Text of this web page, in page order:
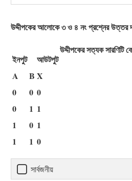
উদ্দীপকের আলোকে ৩ ও ৪ নং প্রশ্নের উত্তর
ইনপুট
আউটপুট
A
B X
0
0 0
0
1 1
1
0 1
1
1 0
উদ্দীপকের সত্যক সারণিটি
সার্বজনীয়